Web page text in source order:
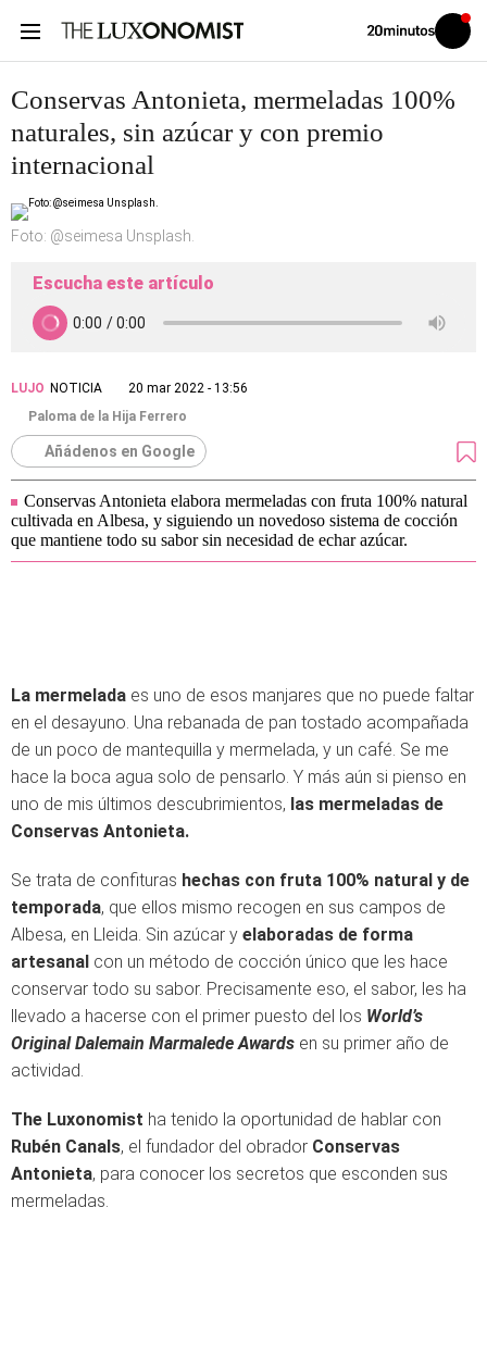
Volver
Iniciar
sesión
Conservas Antonieta, mermeladas 100%
naturales, sin azúcar y con premio
internacional
Foto: @seimesa Unsplash.
Escucha este artículo
LUJO NOTICIA
20 mar 2022 - 13:56
Paloma de la Hija Ferrero
Añádenos en Google
Conservas Antonieta elabora mermeladas con fruta 100% natural
cultivada en Albesa, y siguiendo un novedoso sistema de cocción
que mantiene todo su sabor sin necesidad de echar azúcar.
La mermelada es uno de esos manjares que no puede faltar
en el desayuno. Una rebanada de pan tostado acompañada
de un poco de mantequilla y mermelada, y un café. Se me
hace la boca agua solo de pensarlo. Y más aún si pienso en
uno de mis últimos descubrimientos, las mermeladas de
Conservas Antonieta.
Se trata de confituras hechas con fruta 100% natural y de
temporada, que ellos mismo recogen en sus campos de
Albesa, en Lleida. Sin azúcar y elaboradas de forma
artesanal con un método de cocción único que les hace
conservar todo su sabor. Precisamente eso, el sabor, les ha
llevado a hacerse con el primer puesto del los World’s
Original Dalemain Marmalede Awards en su primer año de
actividad.
The Luxonomist ha tenido la oportunidad de hablar con
Rubén Canals, el fundador del obrador Conservas
Antonieta, para conocer los secretos que esconden sus
mermeladas.